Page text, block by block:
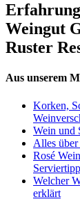
Weingut
Ruster
Aus unserem
Korken,
Wein und
Alles über
Rosé
Welcher
erklärt